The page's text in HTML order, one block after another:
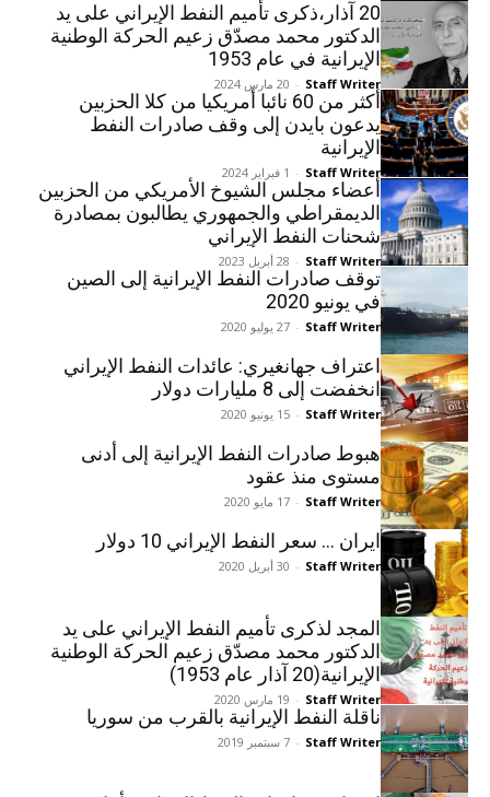
20 آذار،ذکری تأميم النفط الإيراني علی يد
الدکتور محمد مصدّق زعيم الحرکة الوطنية
الإيرانية في عام 1953
Staff Writer
- 20 مارس 2024
أكثر من 60 نائبا أمريكيا من كلا الحزبين
يدعون بايدن إلى وقف صادرات النفط
الإيرانية
Staff Writer
- 1 فبراير 2024
أعضاء مجلس الشيوخ الأمريكي من الحزبين
الديمقراطي والجمهوري يطالبون بمصادرة
شحنات النفط الإيراني
Staff Writer
- 28 أبريل 2023
توقف صادرات النفط الإيرانية إلى الصين
في يونيو 2020
Staff Writer
- 27 يوليو 2020
اعتراف جهانغيري: عائدات النفط الإيراني
انخفضت إلى 8 مليارات دولار
Staff Writer
- 15 يونيو 2020
هبوط صادرات النفط الإيرانية إلى أدنى
مستوى منذ عقود
Staff Writer
- 17 مايو 2020
ایران … سعر النفط الإيراني 10 دولار
Staff Writer
- 30 أبريل 2020
المجد لذکری تأميم النفط الإيراني علی يد
الدکتور محمد مصدّق زعيم الحرکة الوطنية
الإيرانية(20 آذار عام 1953)
Staff Writer
- 19 مارس 2020
ناقلة النفط الإيرانية بالقرب من سوريا
Staff Writer
- 7 سبتمبر 2019